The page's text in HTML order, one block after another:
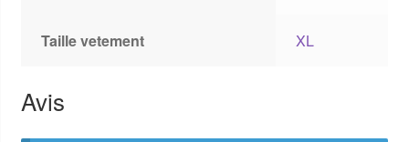
Taille vetement XL
Avis